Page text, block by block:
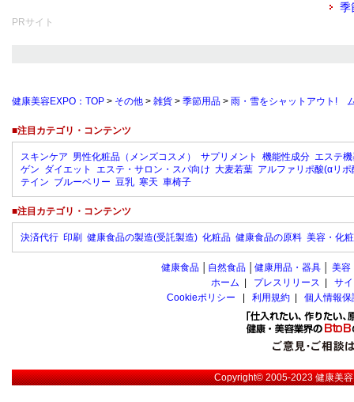
季
PRサイト
健康美容EXPO：TOP > その他 > 雑貨 > 季節用品 > 雨・雪をシャットアウト!
■注目カテゴリ・コンテンツ
スキンケア 男性化粧品（メンズコスメ） サプリメント 機能性成分 エステ
ゲン ダイエット エステ・サロン・スパ向け 大麦若葉 アルファリポ酸(αリポ
テイン ブルーベリー 豆乳 寒天 車椅子
■注目カテゴリ・コンテンツ
決済代行 印刷 健康食品の製造(受託製造) 化粧品 健康食品の原料 美容・化
健康食品 自然食品 健康用品・器具 美容
ホーム
プレスリリース
サ
Cookieポリシー
利用規約 個人情報
Copyright© 2005-2023健康美